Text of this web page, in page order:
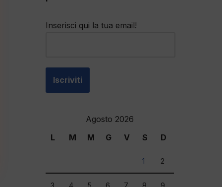
Inserisci qui la tua email!
Agosto 2026
L
M M G V S D
1 2
3 4 5 6 7 8 9